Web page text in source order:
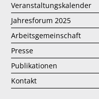
Veranstaltungskalender
Jahresforum 2025
Arbeitsgemeinschaft
Presse
Publikationen
Kontakt